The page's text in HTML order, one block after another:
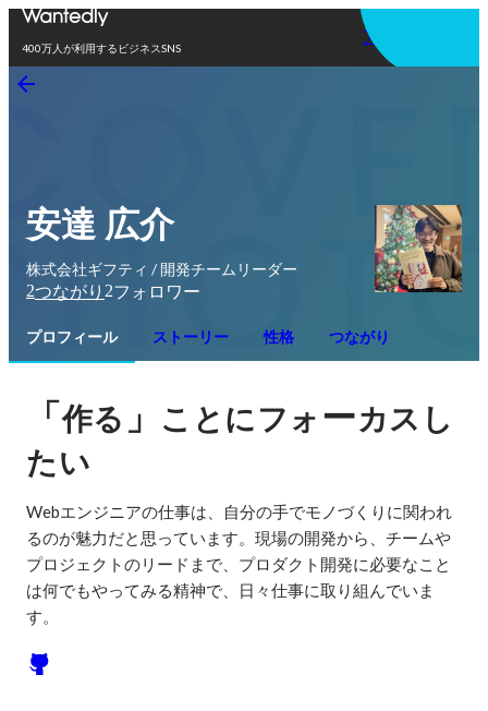
400万人が利用するビジネスSNS
アプリを使う
安達 広介
株式会社ギフティ / 開発チームリーダー
2つながり 2フォロワー
プロフィール ストーリー 性格 つながり
「作る」 ことにフォーカスし
たい
Webエンジニアの仕事は、自分の手でモノづくりに関われ
るのが魅力だと思っています。現場の開発から、チームや
プロジェクトのリードまで、プロダクト開発に必要なこと
は何でもやってみる精神で、日々仕事に取り組んでいま
す。